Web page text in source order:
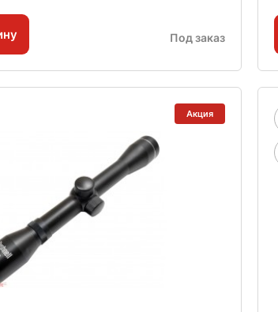
Под заказ
Акция